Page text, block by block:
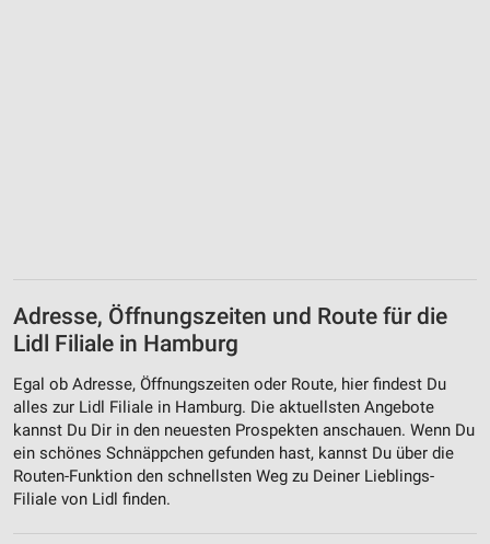
Adresse, Öffnungszeiten und Route für die
Lidl Filiale in Hamburg
Egal ob Adresse, Öffnungszeiten oder Route, hier findest Du
alles zur Lidl Filiale in Hamburg. Die aktuellsten Angebote
kannst Du Dir in den neuesten Prospekten anschauen. Wenn Du
ein schönes Schnäppchen gefunden hast, kannst Du über die
Routen-Funktion den schnellsten Weg zu Deiner Lieblings-
Filiale von Lidl finden.